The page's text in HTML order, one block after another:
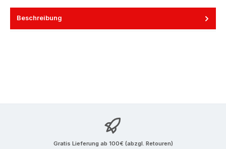
Beschreibung
Gratis Lieferung ab 100€ (abzgl. Retouren)